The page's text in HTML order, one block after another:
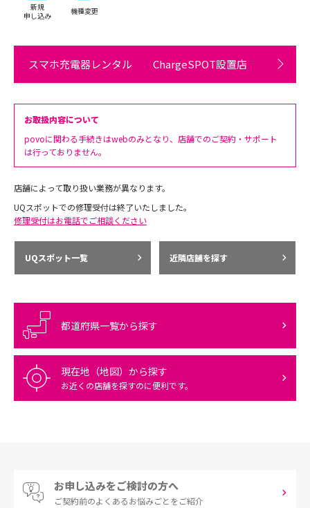
新規
申し込み
機種変更
スマホ充電器レンタル ChargeSPOT設置店
お取扱内容について
povoに関わる手続きはwebのみとなり、店舗でのご契約・サポート
は行っておりません。
店舗によって取り扱い業務が異なります。
UQスポットでの修理受付は終了いたしました。
修理受付はお電話でご相談ください
UQスポット一覧 近隣店舗を探す
都道府県一覧から探す
現在地（地図）から探す
お近くの店舗を探すのに便利です。
お申し込みをご検討の方へ
ご契約前のよくあるお悩みごとをご紹介